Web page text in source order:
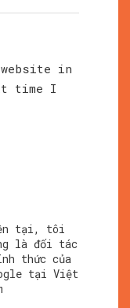
website in
time I
tại, tôi
là đối tác
thức của
tại Việt